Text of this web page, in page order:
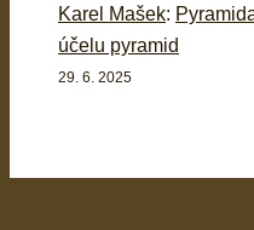
Karel Mašek:
účelu pyramid
29. 6. 2025